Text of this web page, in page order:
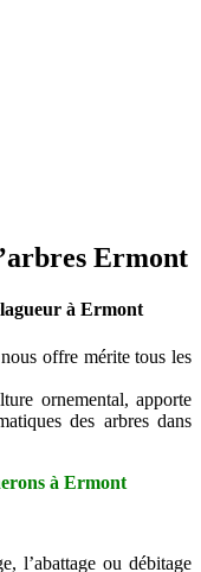
Ermont
à Ermont
offre mérite tous les
ornemental, apporte
des arbres dans
à Ermont
l’abattage ou débitage